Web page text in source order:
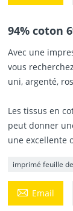
94% coton
Avec une
vous
uni, argenté,
Les tissus en
peut donner
une excellente
imprimé feuille
 Email